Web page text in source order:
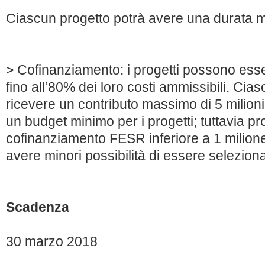
Ciascun progetto potrà avere una durata
> Cofinanziamento: i progetti possono
fino all’80% dei loro costi ammissibili.
ricevere un contributo massimo di 5
un budget minimo per i progetti; tuttavia
cofinanziamento FESR inferiore a 1
avere minori possibilità di essere
Scadenza
30 marzo 2018